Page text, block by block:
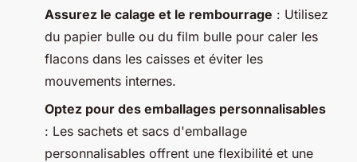
Assurez le calage et le rembourrage : Utilisez
du papier bulle ou du film bulle pour caler les
flacons dans les caisses et éviter les
mouvements internes.
Optez pour des emballages personnalisables
: Les sachets et sacs d'emballage
personnalisables offrent une flexibilité et une